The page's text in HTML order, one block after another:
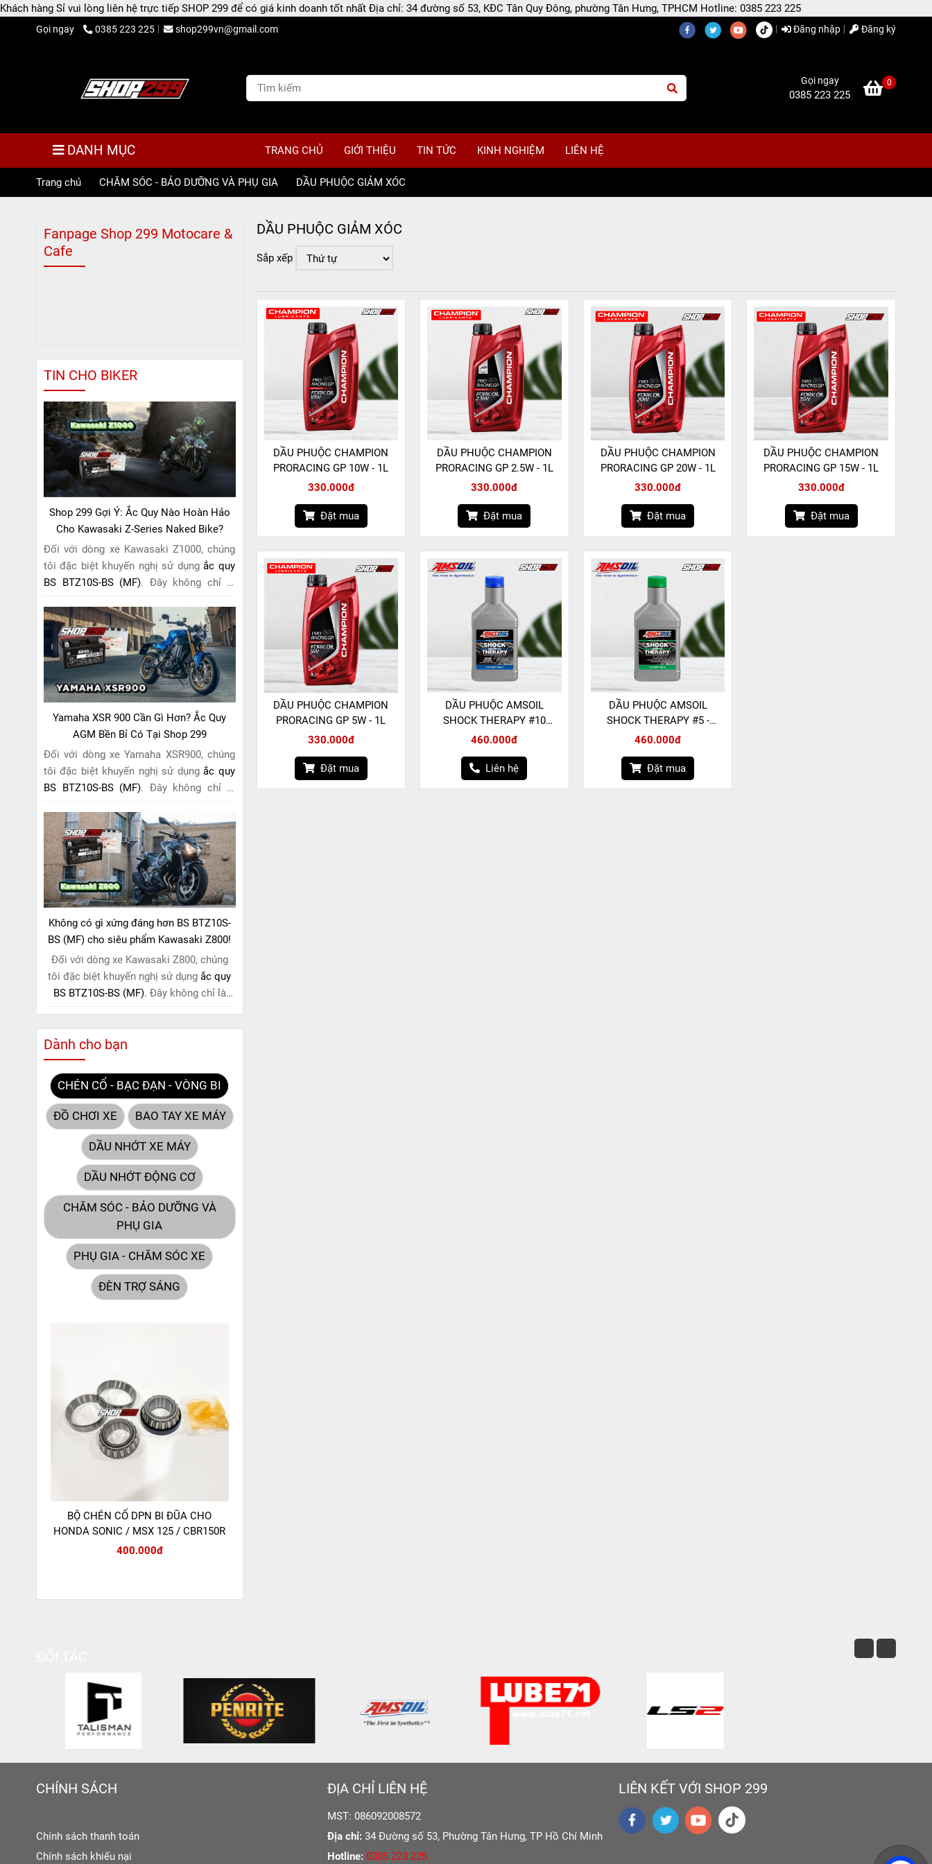
Gọi ngay 0385 223 225 shop299vn@gmail.com Đăng nhập Đăng ký
Gọi ngay
0385 223 225
0
DANH MỤC TRANG CHỦ GIỚI THIỆU TIN TỨC KINH NGHIỆM LIÊN HỆ
Trang chủ CHĂM SÓC - BẢO DƯỠNG VÀ PHỤ GIA DẦU PHUỘC GIẢM XÓC
DẦU PHUỘC GIẢM XÓC
Sắp xếp
DẦU PHUỘC CHAMPION
PRORACING GP 10W - 1L
330.000đ
Đặt mua
DẦU PHUỘC CHAMPION
PRORACING GP 2.5W - 1L
330.000đ
Đặt mua
DẦU PHUỘC CHAMPION
PRORACING GP 20W - 1L
330.000đ
Đặt mua
DẦU PHUỘC CHAMPION
PRORACING GP 15W - 1L
330.000đ
Đặt mua
DẦU PHUỘC CHAMPION
PRORACING GP 5W - 1L
330.000đ
Đặt mua
DẦU PHUỘC AMSOIL
SHOCK THERAPY #10
MEDIUM - 946ML
460.000đ
Liên hệ
DẦU PHUỘC AMSOIL
SHOCK THERAPY #5 -
946ML
460.000đ
Đặt mua
Fanpage Shop 299 Motocare &
Cafe
TIN CHO BIKER
Shop 299 Gợi Ý: Ắc Quy Nào Hoàn Hảo
Cho Kawasaki Z-Series Naked Bike?
Đối với dòng xe Kawasaki Z1000, chúng
tôi đặc biệt khuyến nghị sử dụng ắc quy
BS BTZ10S-BS (MF). Đây không chỉ là
giải pháp hoàn hảo được thiết kế dành
riêng cho "chiến mã" này. Vớicông nghệ
MF (Maintenance Free)tiên tiến, loại ắc
quy khô này hoàn toàn không cần bảo
dưỡng.
Yamaha XSR 900 Cần Gì Hơn? Ắc Quy
AGM Bền Bỉ Có Tại Shop 299
Đối với dòng xe Yamaha XSR900, chúng
tôi đặc biệt khuyến nghị sử dụng ắc quy
BS BTZ10S-BS (MF). Đây không chỉ là
giải pháp hoàn hảo được thiết kế dành
riêng cho "chiến mã" retro này. Với công
nghệ MF (Maintenance Free)tiên tiến,
loại ắc quy khô này hoàn toàn không cần
bảo dưỡng.
Không có gì xứng đáng hơn BS BTZ10S-
BS (MF) cho siêu phẩm Kawasaki Z800!
Đối với dòng xe Kawasaki Z800, chúng
tôi đặc biệt khuyến nghị sử dụngắc quy
BS BTZ10S-BS (MF). Đây không chỉ là
giải pháp hoàn hảo được thiết kế dành
riêng cho "chiến mã" này. Với
MF (Maintenance Free)
quy khô này hoàn toàn không cần bảo
dưỡng.
Dành cho bạn
CHÉN CỔ - BẠC ĐẠN - VÒNG BI
ĐỒ CHƠI XE BAO TAY XE MÁY
DẦU NHỚT XE MÁY
DẦU NHỚT ĐỘNG CƠ
CHĂM SÓC - BẢO DƯỠNG VÀ
PHỤ GIA
PHỤ GIA - CHĂM SÓC XE
ĐÈN TRỢ SÁNG
BỘ CHÉN CỔ DPN BI ĐŨA CHO
HONDA SONIC / MSX 125 / CBR150R
400.000đ
CHÍNH SÁCH
Chính sách thanh toán
Chính sách khiếu nại
ĐỊA CHỈ LIÊN HỆ
MST: 086092008572
Địa chỉ: 34 Đường số 53, Phường Tân Hưng, TP Hồ Chí Minh
Hotline: 0385 223 225
LIÊN KẾT VỚI SHOP 299
Khách hàng Sỉ vui lòng liên hệ trực tiếp SHOP 299 để có giá kinh doanh tốt nhất Địa chỉ: 34 đường số 53, KĐC Tân Quy Đông, phường Tân Hưng, TPHCM Hotline: 0385 223 225